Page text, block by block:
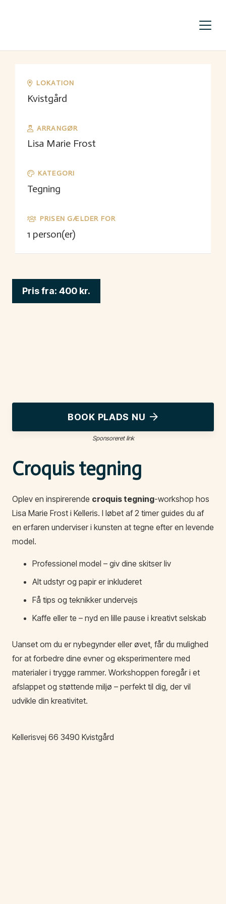
LOKATION
Kvistgård
ARRANGØR
Lisa Marie Frost
KATEGORI
Tegning
PRISEN GÆLDER FOR
1 person(er)
Pris fra: 400 kr.
BOOK PLADS NU
Sponsoreret link
Croquis tegning
Oplev en inspirerende croquis tegning-workshop hos
Lisa Marie Frost i Kelleris. I løbet af 2 timer guides du af
en erfaren underviser i kunsten at tegne efter en levende
model.
Professionel model – giv dine skitser liv
Alt udstyr og papir er inkluderet
Få tips og teknikker undervejs
Kaffe eller te – nyd en lille pause i kreativt selskab
Uanset om du er nybegynder eller øvet, får du mulighed
for at forbedre dine evner og eksperimentere med
materialer i trygge rammer. Workshoppen foregår i et
afslappet og støttende miljø – perfekt til dig, der vil
udvikle din kreativitet.
Kellerisvej 66 3490 Kvistgård